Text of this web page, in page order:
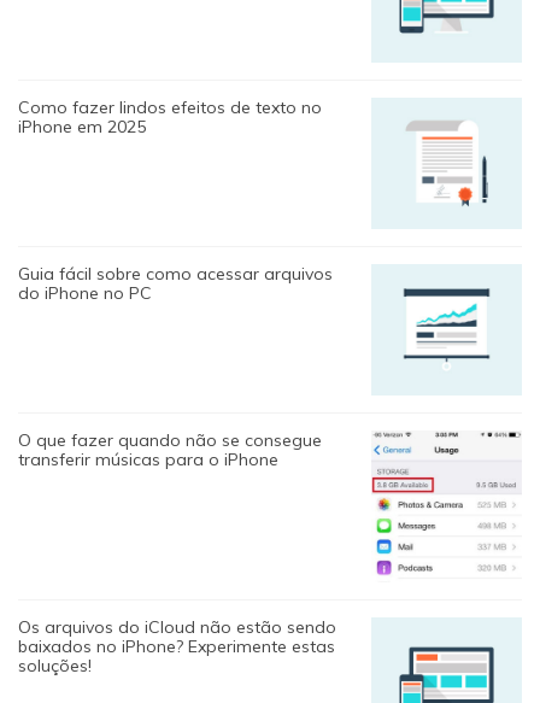
Como fazer lindos efeitos de texto no
iPhone em 2025
Guia fácil sobre como acessar arquivos
do iPhone no PC
O que fazer quando não se consegue
transferir músicas para o iPhone
Os arquivos do iCloud não estão sendo
baixados no iPhone? Experimente estas
soluções!